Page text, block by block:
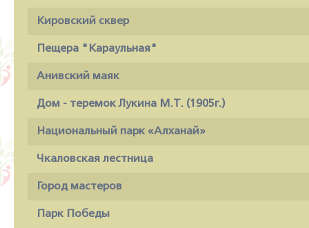
Кировский сквер
Пещера "Караульная"
Анивский маяк
Дом - теремок Лукина М.Т. (1905г.)
Национальный парк «Алханай»
Чкаловская лестница
Город мастеров
Парк Победы